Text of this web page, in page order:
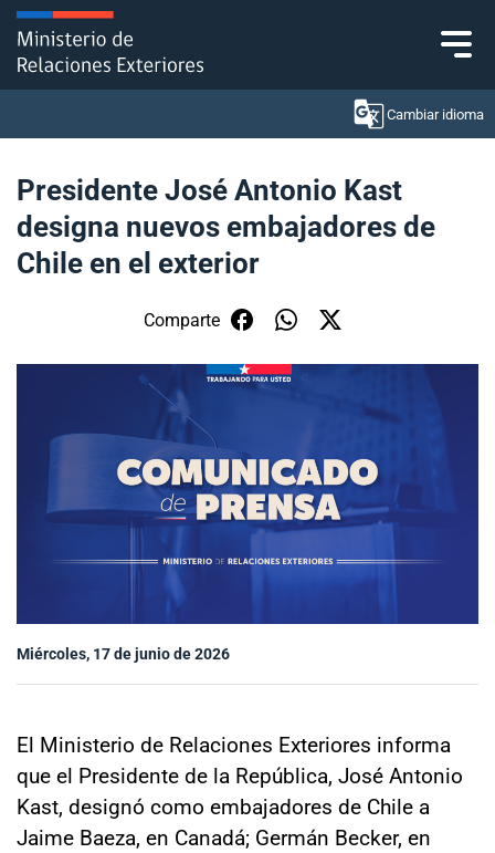
Click acá para ir directamente al contenido
Cambiar idioma
Ministerio
Política Exterior
Embajadas y consulados
Servicios ciudadanos
Subsecretaría de Relaciones Económicas
Internacionales
Sala de prensa
Presidente José Antonio Kast
designa nuevos embajadores de
Chile en el exterior
Comparte
Miércoles, 17 de junio de 2026
El Ministerio de Relaciones Exteriores informa
que el Presidente de la República, José Antonio
Kast, designó como embajadores de Chile a
Jaime Baeza, en Canadá; Germán Becker, en